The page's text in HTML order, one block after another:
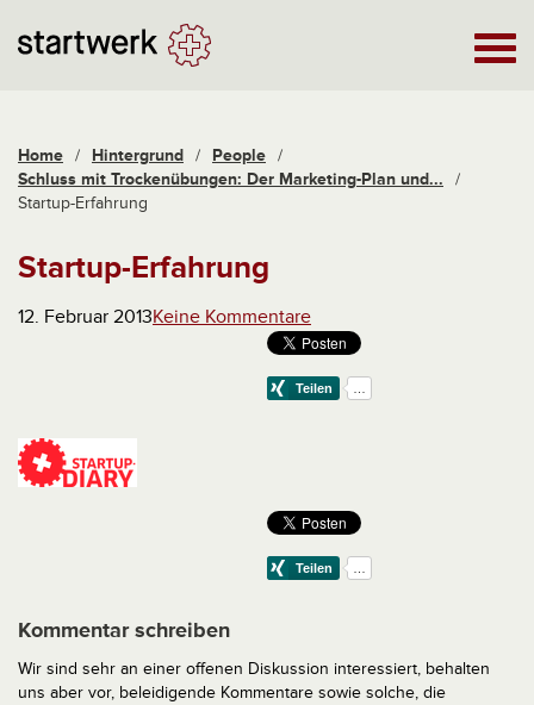
Home / Hintergrund / People /
Schluss mit Trockenübungen: Der Marketing-Plan und...
/
Startup-Erfahrung
Startup-Erfahrung
12. Februar 2013Keine Kommentare
Kommentar schreiben
Wir sind sehr an einer offenen Diskussion interessiert, behalten
uns aber vor, beleidigende Kommentare sowie solche, die